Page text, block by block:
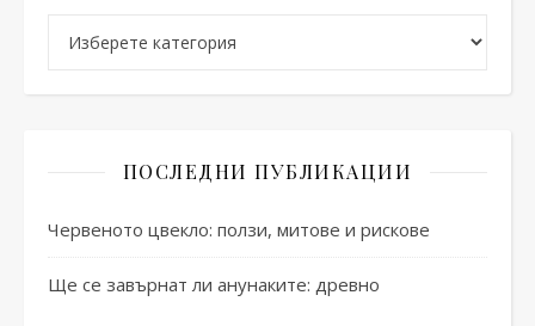
ПОСЛЕДНИ ПУБЛИКАЦИИ
Червеното цвекло: ползи, митове и рискове
Ще се завърнат ли анунаките: древно